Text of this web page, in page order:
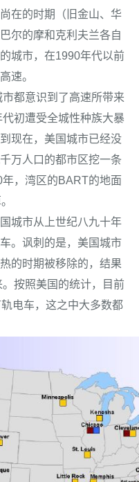
在的时期（旧金山、华
尔的摩和克利夫兰各自
城市，在1990年代以前
速。
都意识到了高速所带来
初遭受全城性种族大暴
现在，美国城市已经没
万人口的都市区挖一条
，湾区的BART的地面
城市从上世纪八九十年
。讽刺的是，美国城市
的时期被移除的，结果
按照美国的统计，目前
电车，这之中大多数都